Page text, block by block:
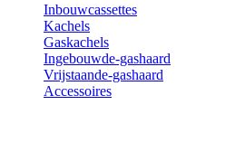
Inbouwcassettes
Kachels
Gaskachels
Ingebouwde-gashaard
Vrijstaande-gashaard
Accessoires